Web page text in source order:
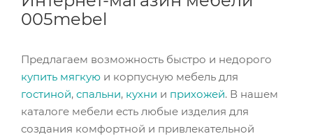
005mebel
Предлагаем возможность быстро и недорого
купить мягкую и корпусную мебель для
гостиной, спальни, кухни и прихожей. В нашем
каталоге мебели есть любые изделия для
создания комфортной и привлекательной